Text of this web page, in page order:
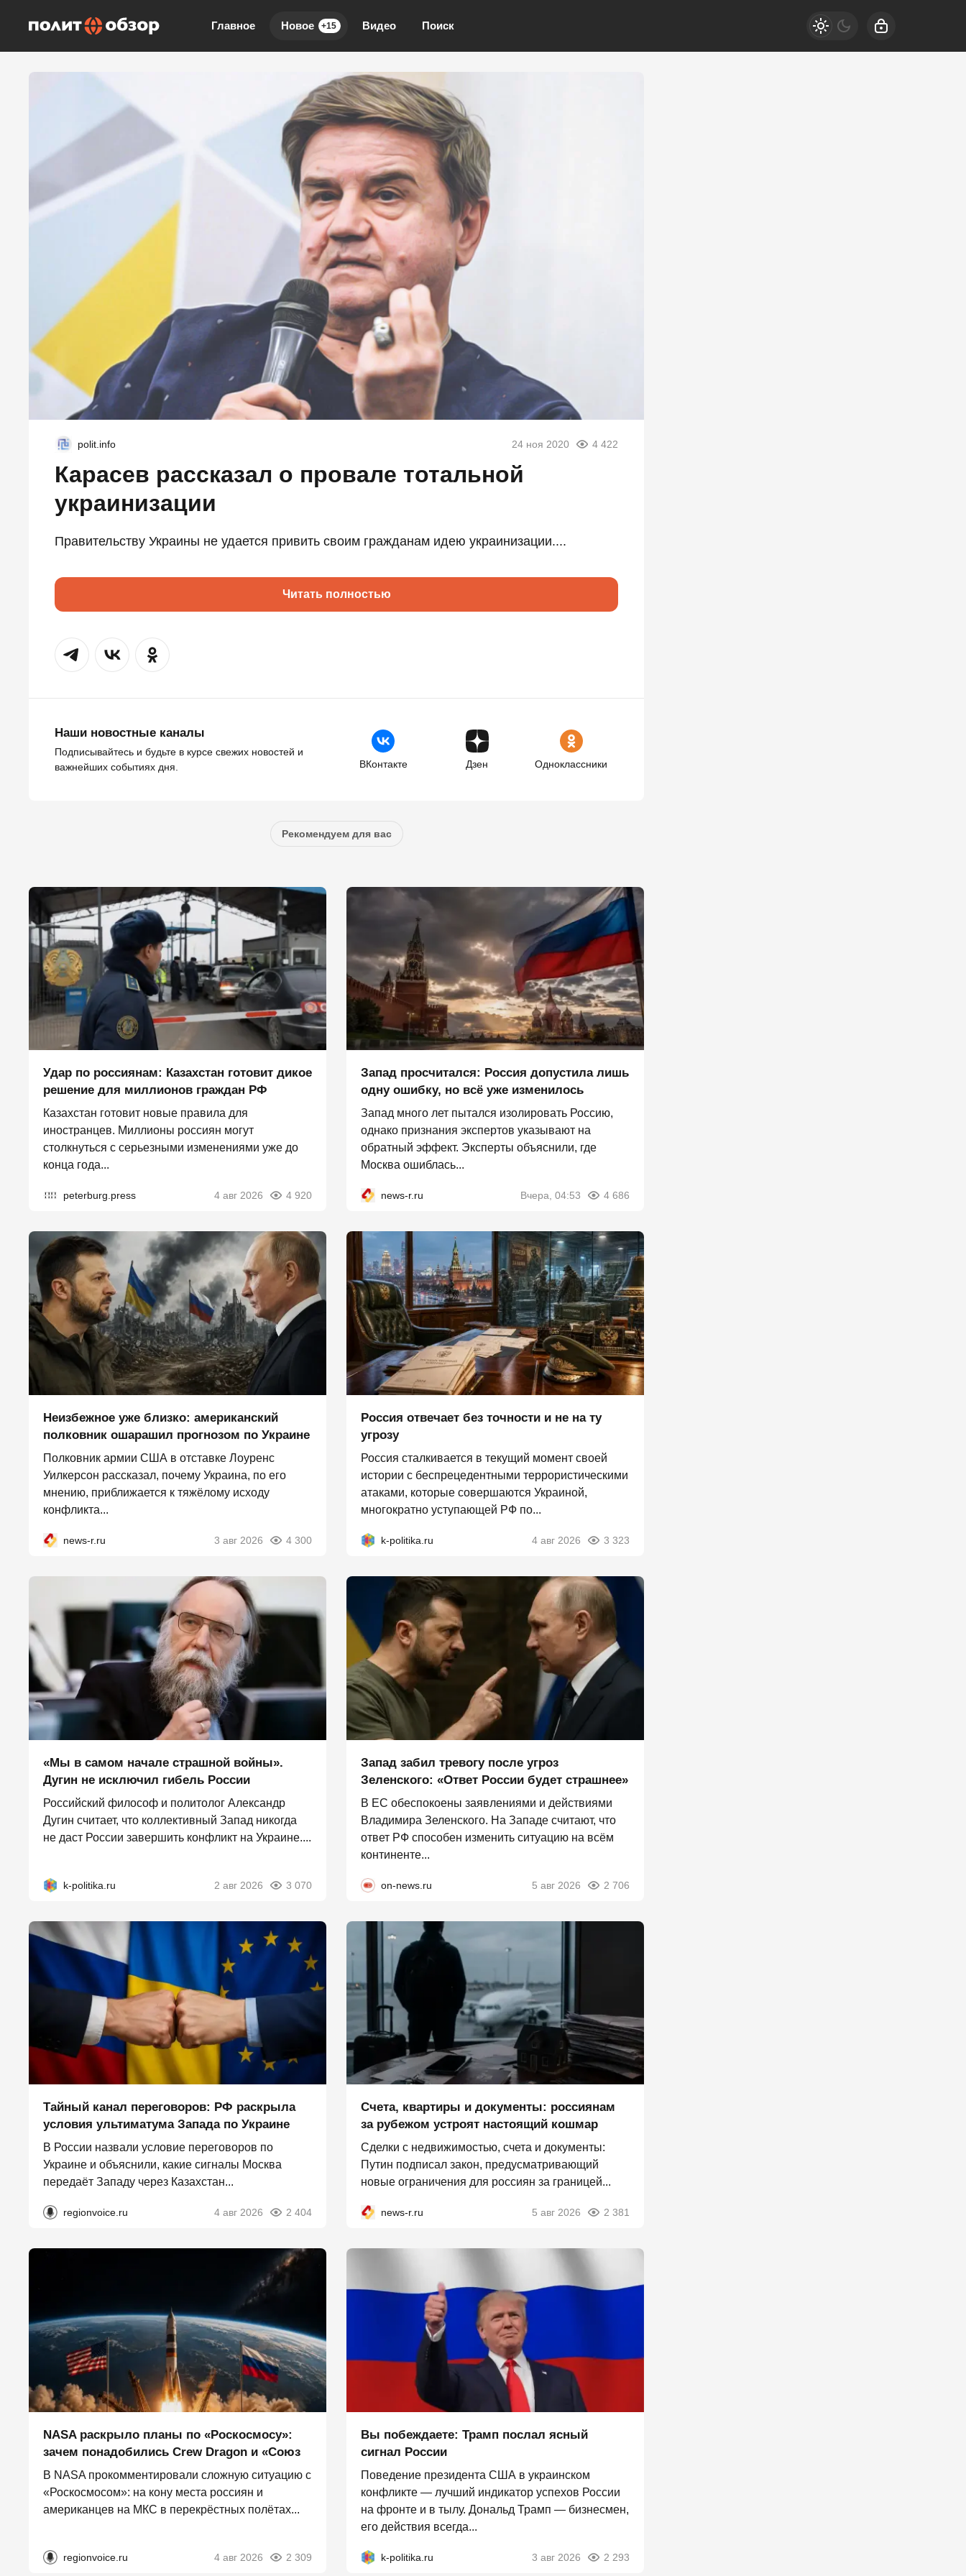
Главное Новое +15 Видео Поиск
polit.info 24 ноя 2020 4 422
Карасев рассказал о провале тотальной
украинизации
Правительству Украины не удается привить своим гражданам идею украинизации....
Читать полностью
Наши новостные каналы
Подписывайтесь и будьте в курсе свежих новостей и
важнейших событиях дня.
ВКонтакте Дзен Одноклассники
Рекомендуем для вас
Удар по россиянам: Казахстан готовит дикое
решение для миллионов граждан РФ
Казахстан готовит новые правила для
иностранцев. Миллионы россиян могут
столкнуться с серьезными изменениями уже до
конца года...
peterburg.press 4 авг 2026 4 920
Запад просчитался: Россия допустила лишь
одну ошибку, но всё уже изменилось
Запад много лет пытался изолировать Россию,
однако признания экспертов указывают на
обратный эффект. Эксперты объяснили, где
Москва ошиблась...
news-r.ru Вчера, 04:53 4 686
Неизбежное уже близко: американский
полковник ошарашил прогнозом по Украине
Полковник армии США в отставке Лоуренс
Уилкерсон рассказал, почему Украина, по его
мнению, приближается к тяжёлому исходу
конфликта...
news-r.ru 3 авг 2026 4 300
Россия отвечает без точности и не на ту
угрозу
Россия сталкивается в текущий момент своей
истории с беспрецедентными террористическими
атаками, которые совершаются Украиной,
многократно уступающей РФ по...
k-politika.ru 4 авг 2026 3 323
«Мы в самом начале страшной войны».
Дугин не исключил гибель России
Российский философ и политолог Александр
Дугин считает, что коллективный Запад никогда
не даст России завершить конфликт на Украине....
k-politika.ru 2 авг 2026 3 070
Запад забил тревогу после угроз
Зеленского: «Ответ России будет страшнее»
В ЕС обеспокоены заявлениями и действиями
Владимира Зеленского. На Западе считают, что
ответ РФ способен изменить ситуацию на всём
континенте...
on-news.ru 5 авг 2026 2 706
Тайный канал переговоров: РФ раскрыла
условия ультиматума Запада по Украине
В России назвали условие переговоров по
Украине и объяснили, какие сигналы Москва
передаёт Западу через Казахстан...
regionvoice.ru 4 авг 2026 2 404
Счета, квартиры и документы: россиянам
за рубежом устроят настоящий кошмар
Сделки с недвижимостью, счета и документы:
Путин подписал закон, предусматривающий
новые ограничения для россиян за границей...
news-r.ru 5 авг 2026 2 381
NASA раскрыло планы по «Роскосмосу»:
зачем понадобились Crew Dragon и «Союз
В NASA прокомментировали сложную ситуацию с
«Роскосмосом»: на кону места россиян и
американцев на МКС в перекрёстных полётах...
regionvoice.ru 4 авг 2026 2 309
Вы побеждаете: Трамп послал ясный
сигнал России
Поведение президента США в украинском
конфликте — лучший индикатор успехов России
на фронте и в тылу. Дональд Трамп — бизнесмен,
его действия всегда...
k-politika.ru 3 авг 2026 2 293